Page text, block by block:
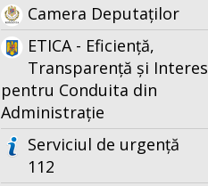
Camera Deputaților
ETICA - Eficiență,
Transparență și Interes
pentru Conduita din
Administrație
Serviciul de urgență
112